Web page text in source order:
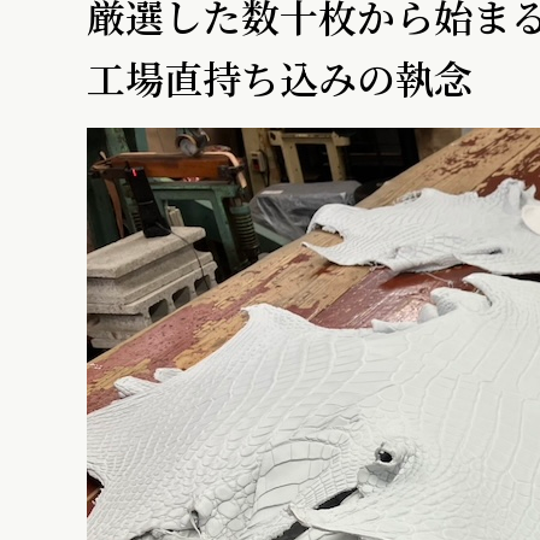
厳選した数十枚から始ま
工場直持ち込みの執念